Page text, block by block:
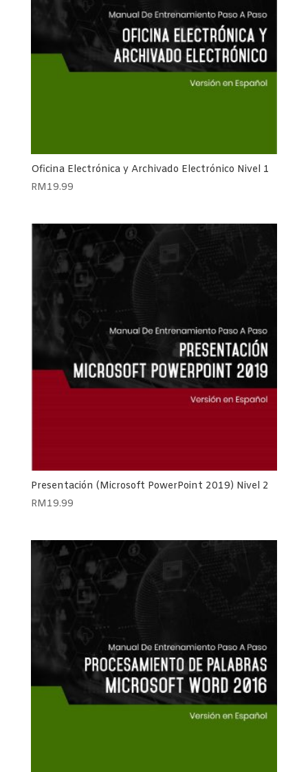
Oficina Electrónica y Archivado Electrónico Nivel 1
RM19.99
Presentación (Microsoft PowerPoint 2019) Nivel 2
RM19.99